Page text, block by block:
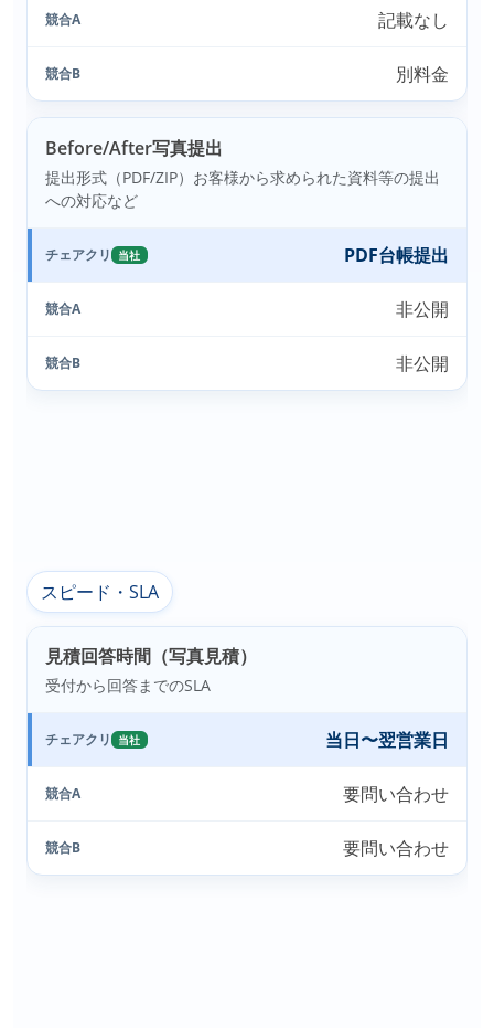
競合A 記載なし
競合B 別料金
Before/After写真提出
提出形式（PDF/ZIP）お客様から求められた資料等の提出
への対応など
チェアクリ 当社 PDF台帳提出
競合A 非公開
競合B 非公開
スピード・SLA
見積回答時間（写真見積）
受付から回答までのSLA
チェアクリ 当社 当日〜翌営業日
競合A 要問い合わせ
競合B 要問い合わせ